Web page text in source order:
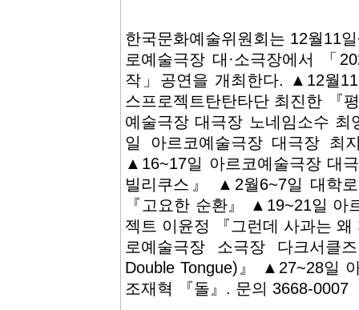
한국문화예술위원회는 12월11
로예술극장 대·소극장에서 「
작」공연을 개최한다. ▲12월
스프로젝트탄탄타단 최진한 『
예술극장 대극장 노네임소수
일 아르코예술극장 대극장 최
▲16~17일 아르코예술극장 대
빌리쿠스』 ▲2월6~7일 대학
『고요한 순환』 ▲19~21일 아
젝트 이윤정 『그런데 사과는
로예술극장 소극장 다크서클
Double Tongue)』 ▲27~28일
조재혁 『돌』. 문의 3668-0007